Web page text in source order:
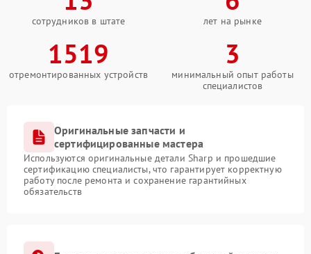
сотрудников в штате лет на рынке
1519
отремонтированных устройств
3
минимальный опыт работы
специалистов
Оригинальные запчасти и
сертифицированные мастера
Используются оригинальные детали Sharp и прошедшие
сертификацию специалисты, что гарантирует корректную
работу после ремонта и сохранение гарантийных
обязательств